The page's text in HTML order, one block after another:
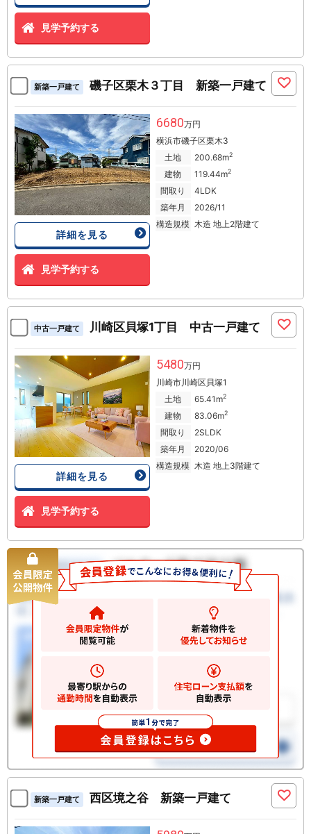
見学予約する
新築一戸建て 磯子区栗木３丁目 新築一戸建て
詳細を見る
見学予約する
6680万円
横浜市磯子区栗木3
土地
200.68m2
建物 119.44m2
間取り
4LDK
築年月
2026/11
構造規模 木造 地上2階建て
中古一戸建て 川崎区貝塚1丁目 中古一戸建て
詳細を見る
見学予約する
5480万円
川崎市川崎区貝塚1
土地
65.41m2
建物 83.06m2
間取り
2SLDK
築年月
2020/06
構造規模 木造 地上3階建て
新築一戸建て 西区境之谷 新築一戸建て